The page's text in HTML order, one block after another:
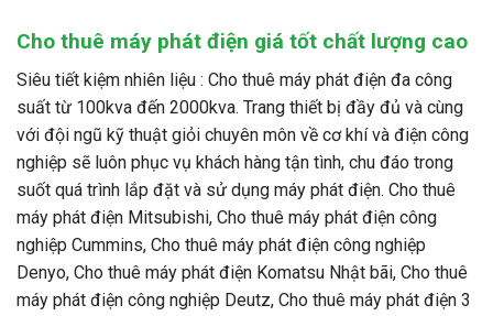
Cho thuê máy phát điện giá tốt chất lượng cao
Siêu tiết kiệm nhiên liệu : Cho thuê máy phát điện đa công
suất từ 100kva đến 2000kva. Trang thiết bị đầy đủ và cùng
với đội ngũ kỹ thuật giỏi chuyên môn về cơ khí và điện công
nghiệp sẽ luôn phục vụ khách hàng tận tình, chu đáo trong
suốt quá trình lắp đặt và sử dụng máy phát điện. Cho thuê
máy phát điện Mitsubishi, Cho thuê máy phát điện công
nghiệp Cummins, Cho thuê máy phát điện công nghiệp
Denyo, Cho thuê máy phát điện Komatsu Nhật bãi, Cho thuê
máy phát điện công nghiệp Deutz, Cho thuê máy phát điện 3